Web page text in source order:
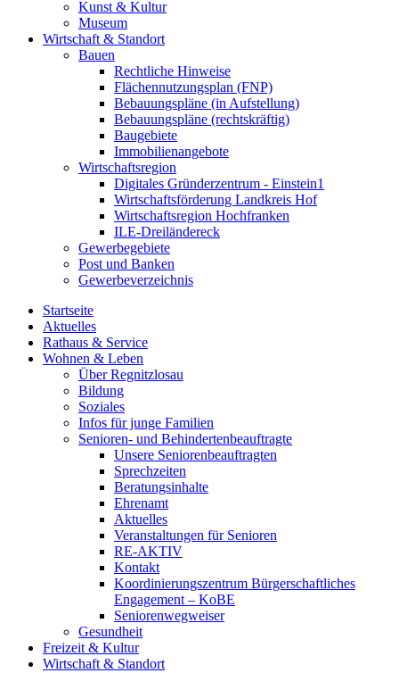
Kunst & Kultur
Museum
Wirtschaft & Standort
Bauen
Rechtliche Hinweise
Flächennutzungsplan (FNP)
Bebauungspläne (in Aufstellung)
Bebauungspläne (rechtskräftig)
Baugebiete
Immobilienangebote
Wirtschaftsregion
Digitales Gründerzentrum - Einstein1
Wirtschaftsförderung Landkreis Hof
Wirtschaftsregion Hochfranken
ILE-Dreiländereck
Gewerbegebiete
Post und Banken
Gewerbeverzeichnis
Startseite
Aktuelles
Rathaus & Service
Wohnen & Leben
Über Regnitzlosau
Bildung
Soziales
Infos für junge Familien
Senioren- und Behindertenbeauftragte
Unsere Seniorenbeauftragten
Sprechzeiten
Beratungsinhalte
Ehrenamt
Aktuelles
Veranstaltungen für Senioren
RE-AKTIV
Kontakt
Koordinierungszentrum Bürgerschaftliches
Engagement – KoBE
Seniorenwegweiser
Gesundheit
Freizeit & Kultur
Wirtschaft & Standort